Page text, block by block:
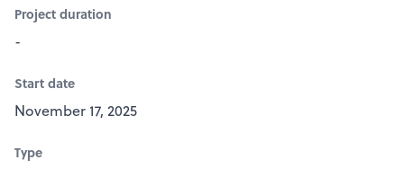
Project duration
-
Start date
November 17, 2025
Type